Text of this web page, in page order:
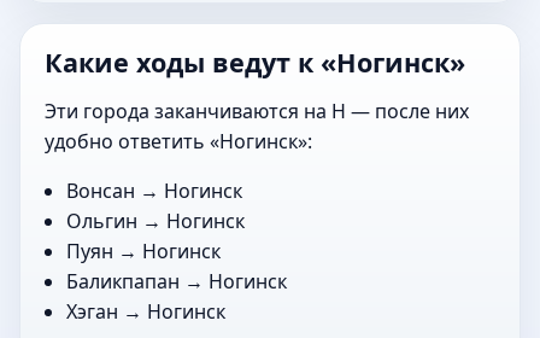
Какие ходы ведут к «Ногинск»
Эти города заканчиваются на Н — после них
удобно ответить «Ногинск»:
Вонсан → Ногинск
Ольгин → Ногинск
Пуян → Ногинск
Баликпапан → Ногинск
Хэган → Ногинск